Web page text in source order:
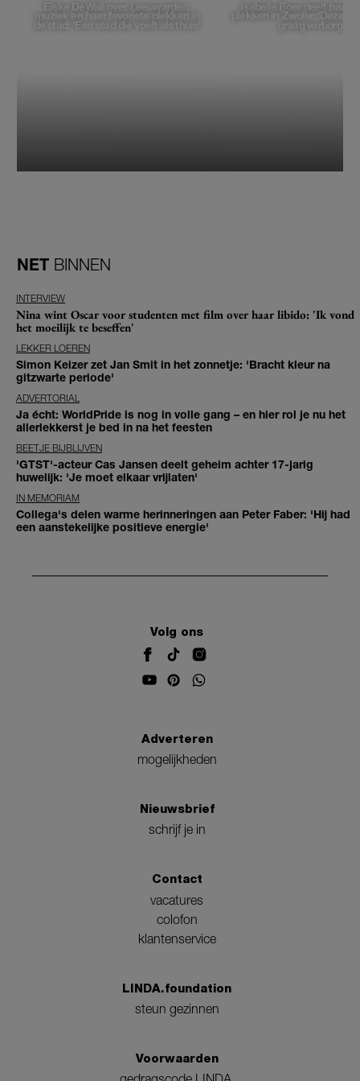
Elske DeWall over Leeuwarden,
muziek en haar favoriete plekken in
de stad: 'Een stad die voelt als thuis'
Isabelle Boer deelt haar
plekken in Zwolle: 'Deze
graag verborgen'
NET BINNEN
INTERVIEW
Nina wint Oscar voor studenten met film over haar libido: 'Ik vond
het moeilijk te beseffen'
LEKKER LOEREN
Simon Keizer zet Jan Smit in het zonnetje: 'Bracht kleur na
gitzwarte periode'
ADVERTORIAL
Ja écht: WorldPride is nog in volle gang – en hier rol je nu het
allerlekkerst je bed in na het feesten
BEETJE BIJBLIJVEN
'GTST'-acteur Cas Jansen deelt geheim achter 17-jarig
huwelijk: 'Je moet elkaar vrijlaten'
IN MEMORIAM
Collega's delen warme herinneringen aan Peter Faber: 'Hij had
een aanstekelijke positieve energie'
Volg ons
Adverteren
mogelijkheden
Nieuwsbrief
schrijf je in
Contact
vacatures
colofon
klantenservice
LINDA.foundation
steun gezinnen
Voorwaarden